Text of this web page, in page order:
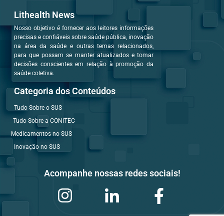
Lithealth News
Nosso objetivo é fornecer aos leitores informações
precisas e confiáveis sobre saúde pública, inovação
na área da saúde e outras temas relacionados,
para que possam se manter atualizados e tomar
decisões conscientes em relação à promoção da
saúde coletiva.
Categoria dos Conteúdos
Tudo Sobre o SUS
Tudo Sobre a CONITEC
Medicamentos no SUS
Inovação no SUS
Acompanhe nossas redes sociais!